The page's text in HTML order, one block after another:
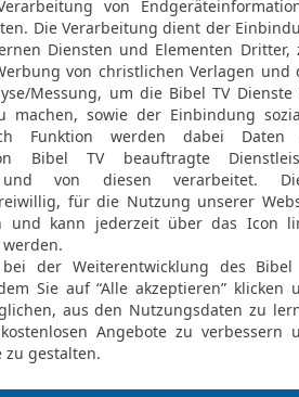
Thron.
21 Ehud aber
von seiner rechten
22
dass nach der
Fett die Schneide
seinem Bauch.
23 Aber Ehud ging
Obergemachs
24 Als er nun
und sahen, dass
und sprachen: Er
Und sie